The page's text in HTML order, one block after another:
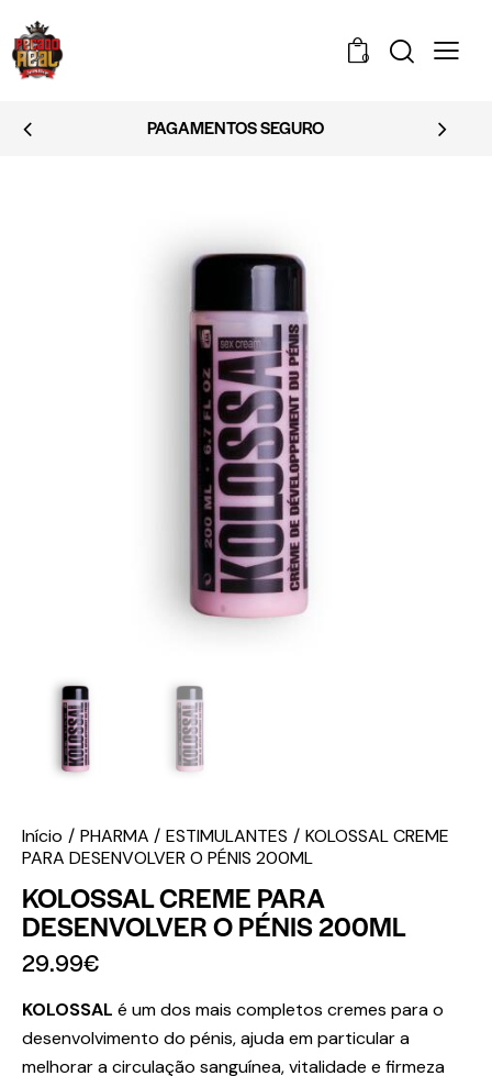
0
EMBALAGEM DISCRETA
Início PHARMA ESTIMULANTES
KOLOSSAL CREME
PARA DESENVOLVER O PÉNIS 200ML
KOLOSSAL CREME PARA
DESENVOLVER O PÉNIS 200ML
29.99€
KOLOSSAL é um dos mais completos cremes para o
desenvolvimento do pénis, ajuda em particular a
melhorar a circulação sanguínea, vitalidade e firmeza